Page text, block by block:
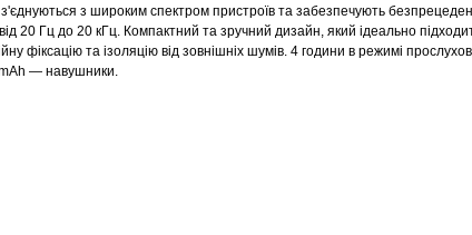
з широким спектром пристроїв та забезпечують
20 Гц до 20 кГц. Компактний та зручний дизайн, який ідеально
фіксацію та ізоляцію від зовнішніх шумів. 4 години в режимі
mAh — навушники.